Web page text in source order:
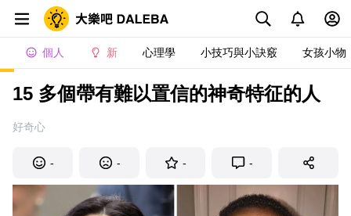
個人 新 心理學 小技巧與小訣竅 女孩小物
15 多個帶有難以置信的神奇特征的人
好奇心
- - - -